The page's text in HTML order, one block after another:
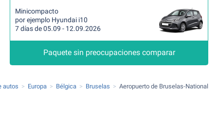
Minicompacto
por ejemplo Hyundai i10
7 días de 05.09 - 12.09.2026
Paquete sin preocupaciones comparar
autos Europa Bélgica Bruselas Aeropuerto de Bruselas-National